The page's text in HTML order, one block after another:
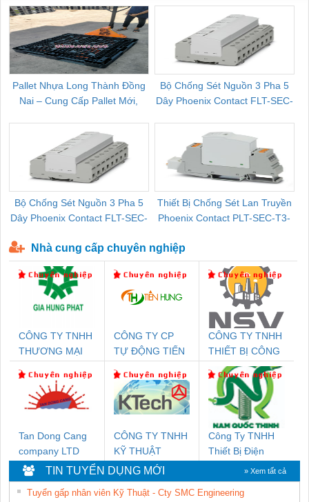
Pallet Nhựa Long Thành Đồng
Nai – Cung Cấp Pallet Mới,
Bộ Chống Sét Nguồn 3 Pha 5
Dây Phoenix Contact FLT-SEC-
Bộ Chống Sét Nguồn 3 Pha 5
Dây Phoenix Contact FLT-SEC-
Thiết Bị Chống Sét Lan Truyền
Phoenix Contact PLT-SEC-T3-
Nhà cung cấp chuyên nghiệp
CÔNG TY TNHH
THƯƠNG MẠI
THUẬT ĐIỆN CƠ
GIA HƯNG PHÁT
CÔNG TY CP
TỰ ĐỘNG TIẾN
CÔNG TY TNHH
THIẾT BỊ CÔNG
NGHIỆP NIHON
SETSUBI VIỆT
NAM
Tan Dong Cang
company LTD
CÔNG TY TNHH
KỸ THUẬT
KTECH VIỆT
NAM
Công Ty TNHH
Thiết Bị Điện
Nam Quốc Thịnh
TIN TUYỂN DỤNG MỚI » Xem tất cả
Tuyển gấp nhân viên Kỹ Thuật - Cty SMC Engineering